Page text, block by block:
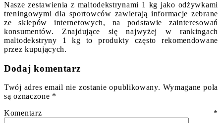
Nasze zestawienia z maltodekstrynami 1 kg jako odżywkami
treningowymi dla sportowców zawierają informacje zebrane
ze sklepów internetowych, na podstawie zainteresowań
konsumentów. Znajdujące się najwyżej w rankingach
maltodekstryny 1 kg to produkty często rekomendowane
przez kupujących.
Dodaj komentarz
Twój adres email nie zostanie opublikowany. Wymagane pola
są oznaczone *
Komentarz *